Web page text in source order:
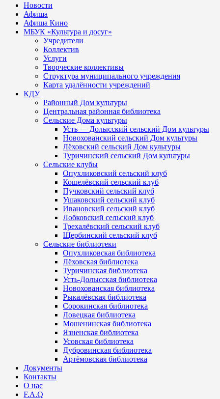
Новости
Афиша
Афиша Кино
МБУК «Культура и досуг»
Учредители
Коллектив
Услуги
Творческие коллективы
Структура муниципального учреждения
Карта удалённости учреждений
КДУ
Районный Дом культуры
Центральная районная библиотека
Сельские Дома культуры
Усть — Долысский сельский Дом культуры
Новохованский сельский Дом культуры
Лёховский сельский Дом культуры
Туричинский сельский Дом культуры
Сельские клубы
Опухликовский сельский клуб
Кошелёвский сельский клуб
Пучковский сельский клуб
Ушаковский сельский клуб
Ивановский сельский клуб
Лобковский сельский клуб
Трехалёвский сельский клуб
Щербинский сельский клуб
Сельские библиотеки
Опухликовская библиотека
Лёховская библиотека
Туричинская библиотека
Усть-Долысская библиотека
Новохованская библиотека
Рыкалёвская библиотека
Сорокинская библиотека
Ловецкая библиотека
Мошенинская библиотека
Язненская библиотека
Усовская библиотека
Дубровинская библиотека
Артёмовская библиотека
Документы
Контакты
О нас
F.A.Q